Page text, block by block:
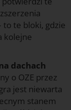
te bloki, gdzie
kolejne
dachach
o OZE przez
jest niewarta
stanem